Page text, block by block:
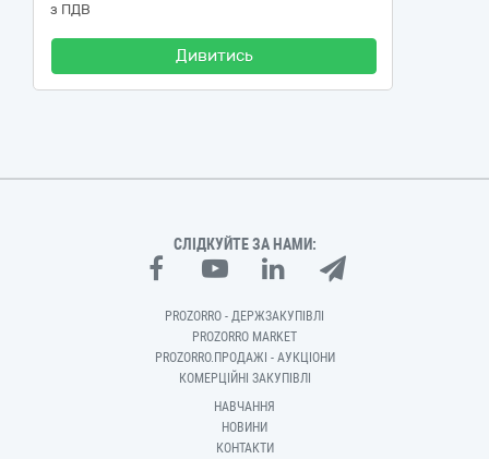
з ПДВ
Дивитись
СЛІДКУЙТЕ ЗА НАМИ:
PROZORRO - ДЕРЖЗАКУПІВЛІ
PROZORRO MARKET
PROZORRO.ПРОДАЖІ - АУКЦІОНИ
КОМЕРЦІЙНІ ЗАКУПІВЛІ
НАВЧАННЯ
НОВИНИ
КОНТАКТИ